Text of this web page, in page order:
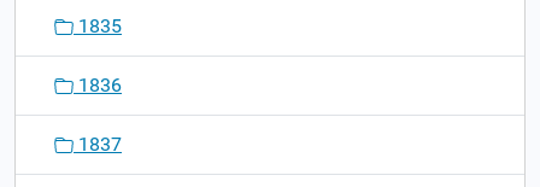
1835
1836
1837